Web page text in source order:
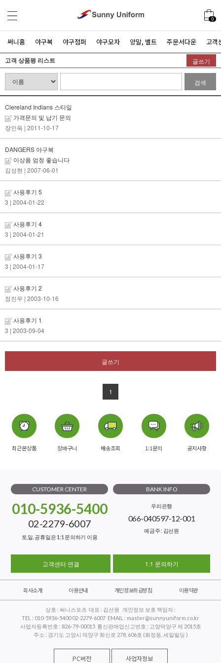
0
써니홈 야구복 야구점퍼 야구모자 양말, 밸트 주문서다운 고객
고객 상품평 리스트 글쓰기
검색
Clereland Indians 스타일
가격문의 및 납기 문의
장인욱 | 2011-10-17
DANGERS 야구복
이상품 엄청 좋습니다
김성현 | 2007-06-01
사용후기 5
3 | 2004-01-22
사용후기 4
3 | 2004-01-21
사용후기 3
3 | 2004-01-17
사용후기 2
정진우 | 2003-10-16
사용후기 1
3 | 2003-09-04
글쓰기
1
최근본상품 장바구니 배송조회 1:1문의 공지사항
CUSTOMER CENTER
010-5936-5400
02-2279-6007
토,일, 공휴일은 1:1 문의하기 이용
BANK INFO
우리은행
066-040597-12-001
예금주 : 김선원
고객센터 연결 1:1 문의하기
회사소개 이용안내 개인정보취급방침 이용약관
상호 : 써니스포츠 대표 : 김선원 개인정보 보호 책임자 :
TEL : 010-5936-5400 02-2279-6007 EMAIL : master@sunnyuniform.co.kr
사업자등록번호 : 826-79-00015 통신판매업신고번호 : 고양덕양구 제 2015호
주소 : 경기도 고양시 덕양구 화신로 278, 606호 (화정동, 세일빌딩 )
PC버전 사업자정보